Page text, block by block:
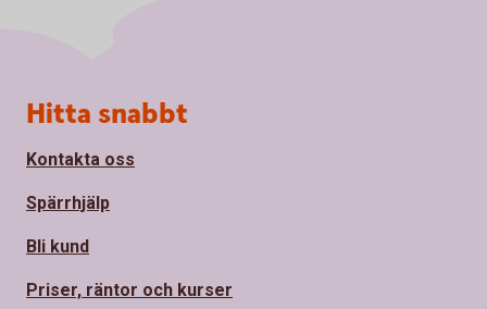
Sidfot
Hitta snabbt
Kontakta oss
Spärrhjälp
Bli kund
Priser, räntor och kurser